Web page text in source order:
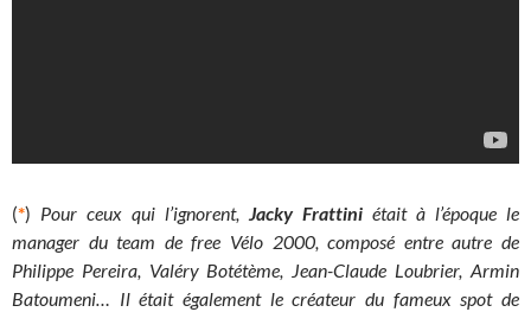
(*) Pour ceux qui l’ignorent, Jacky Frattini était à l’époque le
manager du team de free Vélo 2000, composé entre autre de
Philippe Pereira, Valéry Botétème, Jean-Claude Loubrier, Armin
Batoumeni… Il était également le créateur du fameux spot de